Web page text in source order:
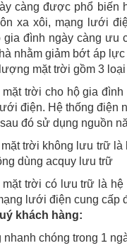
càng được phổ
xa xôi, mạng lưới
đình ngày càng ưu
nhằm giảm bớt áp
mặt trời gồm 3 loại
trời cho hộ gia
điện. Hệ thống
đó sử dụng nguồn
trời không lưu trữ
dùng acquy lưu trữ
trời có lưu trữ là
lưới điện cung cấp
khách hàng:
chóng trong 1